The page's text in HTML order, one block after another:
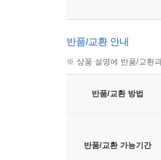
반품/교환 안내
※ 상품 설명에 반품/교환
반품/교환 방법
반품/교환 가능기간